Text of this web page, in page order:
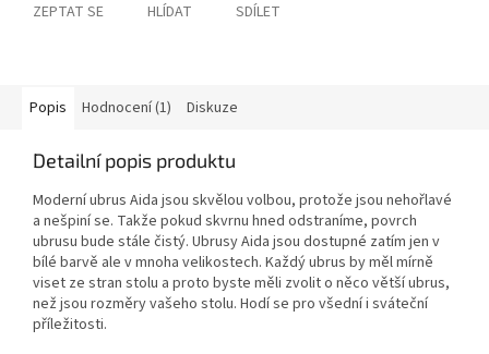
ZEPTAT SE HLÍDAT SDÍLET
Popis Hodnocení (1) Diskuze
Detailní popis produktu
Moderní ubrus Aida jsou skvělou volbou, protože jsou nehořlavé
a nešpiní se. Takže pokud skvrnu hned odstraníme, povrch
ubrusu bude stále čistý. Ubrusy Aida jsou dostupné zatím jen v
bílé barvě ale v mnoha velikostech. Každý ubrus by měl mírně
viset ze stran stolu a proto byste měli zvolit o něco větší ubrus,
než jsou rozměry vašeho stolu. Hodí se pro všední i sváteční
příležitosti.